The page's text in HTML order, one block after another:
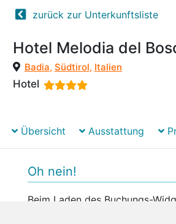
zurück zur Unterkunftsliste
Hotel Melodia del
Badia, Südtirol, Italien
Hotel
Übersicht Ausstattung
Oh nein!
Beim Laden des Buchungs-